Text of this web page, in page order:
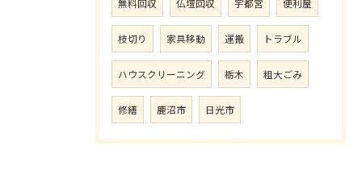
無料回収 仏壇回収 宇都宮 便利屋
枝切り 家具移動 運搬 トラブル
ハウスクリーニング 栃木 粗大ごみ
修繕 鹿沼市 日光市